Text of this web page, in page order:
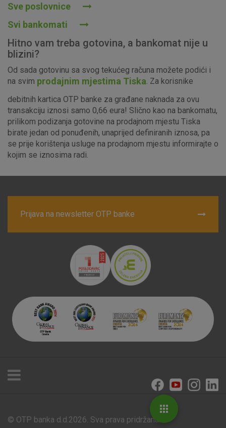
Sve poslovnice
Svi bankomati
Hitno vam treba gotovina, a bankomat nije u
blizini?
Od sada gotovinu sa svog tekućeg računa možete podići i
na svim prodajnim mjestima Tiska . Za korisnike
debitnih kartica OTP banke za građane naknada za ovu
transakciju iznosi samo 0,66 eura! Slično kao na bankomatu,
prilikom podizanja gotovine na prodajnom mjestu Tiska
birate jedan od ponuđenih, unaprijed definiranih iznosa, pa
se prije korištenja usluge na prodajnom mjestu informirajte o
kojim se iznosima radi.
Prijava na newsletter OTP banke
Poslovnice i bankomati
© OTP banka d.d.2026. Sva prava pridržana.
Ovi kolačići nužni su za funkcioniranje internetske stranice i
postavljaju kao odgovor na vaše radnje koje uključuju zahtjev
za uslugama, kao što su postavke kolačića. Svoj preglednik
o njima, ali u tom slučaju neki dijelovi stranice neće raditi. Ti
kolačići ne pohranjuju nikakve informacije koje bi vas mogle
identificirati.
Detaljnije informacije o kolačićima